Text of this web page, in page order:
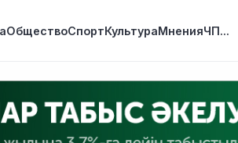
ОбществоСпортКультураМненияЧП...